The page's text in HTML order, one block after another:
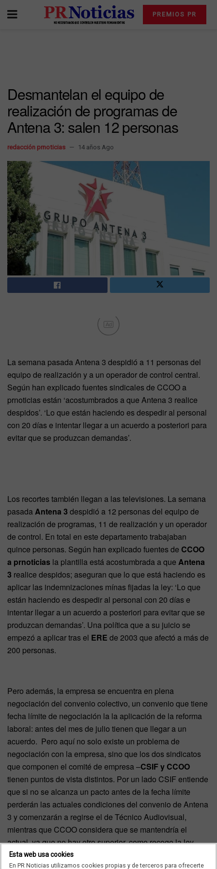
PREMIOS PR
Desmantelan el equipo de
realización de programas de
Antena 3: salen 12 personas
redacción prnoticias 14 años Ago
Ad
La semana pasada Antena 3 despidió a 11 personas del
equipo de realización y a un operador de control central.
Según han explicado fuentes sindicales de CCOO a
prnoticias están ‘acostumbrados a que Antena 3 realice
despidos’. ‘Lo que están haciendo es despedir al personal
con 20 días e intentar llegar a un acuerdo a posteriori para
evitar que se produzcan demandas’.
Los recortes también llegan a las televisiones. La semana
pasadaAntena 3 despidió a 12 personas del equipo de
realización de programas, 11 de realización y un operador
de control. En total en este departamento trabajaban
quince personas. Según han explicado fuentes de CCOO
a prnoticias la plantilla está acostumbrada a que Antena
3 realice despidos; aseguran que lo que está haciendo es
aplicar las indemnizaciones mínas fijadas la ley: ‘Lo que
están haciendo es despedir al personal con 20 días e
intentar llegar a un acuerdo a posteriori para evitar que se
produzcan demandas’. Una política que a su juicio se
empezó a aplicar tras el ERE de 2003 que afectó a más de
200 personas.
Pero además, la empresa se encuentra en plena
negociación del convenio colectivo, un convenio que tiene
fecha límite de negociación la la aplicación de la reforma
laboral: antes del mes de julio tienen que llegar a un
acuerdo. Pero aquí no solo existe un problema de
negociación con la empresa, sino que los dos sindicatos
que componen el comité de empresa –CSIF y CCOO
tienen puntos de vista distintos. Por un lado CSIF entiende
que si no se alcanza un pacto antes de la fecha límite
perderán las actuales condiciones del convenio de Antena
3 y comenzarán a regirse el de Técnico Audiovisual,
mientras que CCOO considera que se mantendría el
actual, ya que no hay otro superior, como recoge la ley.
Esta web usa cookies
En PR Noticias utilizamos cookies propias y de terceros para ofrecerte